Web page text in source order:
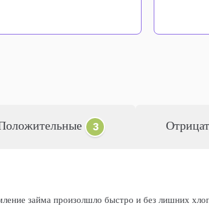
3
займа произолшло быстро и без лишних